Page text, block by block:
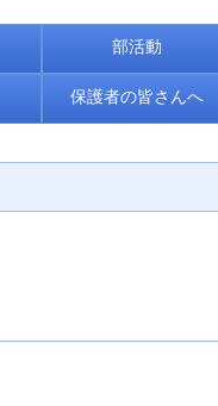
部活動
保護者の皆さんへ